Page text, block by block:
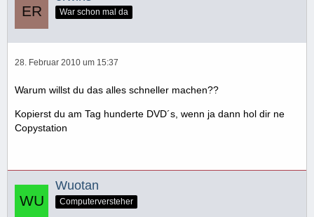
War schon mal da
28. Februar 2010 um 15:37
Warum willst du das alles schneller machen??
Kopierst du am Tag hunderte DVD´s, wenn ja dann hol dir ne
Copystation
Wuotan
Computerversteher